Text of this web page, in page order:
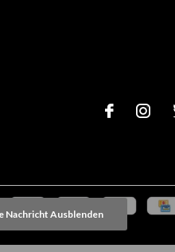
Nachricht Ausblenden